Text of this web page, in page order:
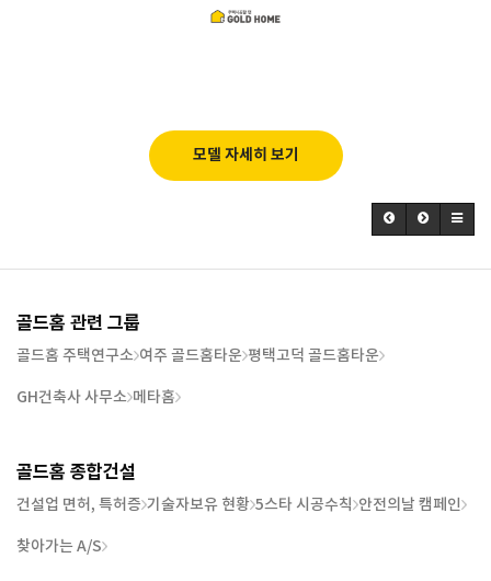
모델 자세히 보기
골드홈 관련 그룹
골드홈 주택연구소 여주 골드홈타운 평택고덕 골드홈타운
GH건축사 사무소 메타홈
골드홈 종합건설
건설업 면허, 특허증 기술자보유 현황 5스타 시공수칙 안전의날 캠페인
찾아가는 A/S